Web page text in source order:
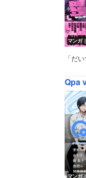
マンガ
「だ
Qpa
マンガ